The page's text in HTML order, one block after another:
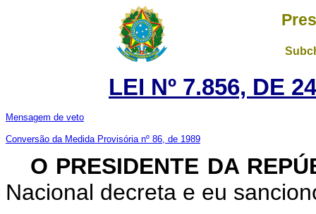
LEI Nº 7.856, DE
Mensagem de veto
Conversão da Medida Provisória nº 86, de 1989
O PRESIDENTE DA
Nacional decreta e eu